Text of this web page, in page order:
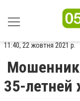
11:40, 22 жовтня 2021 р.
35-